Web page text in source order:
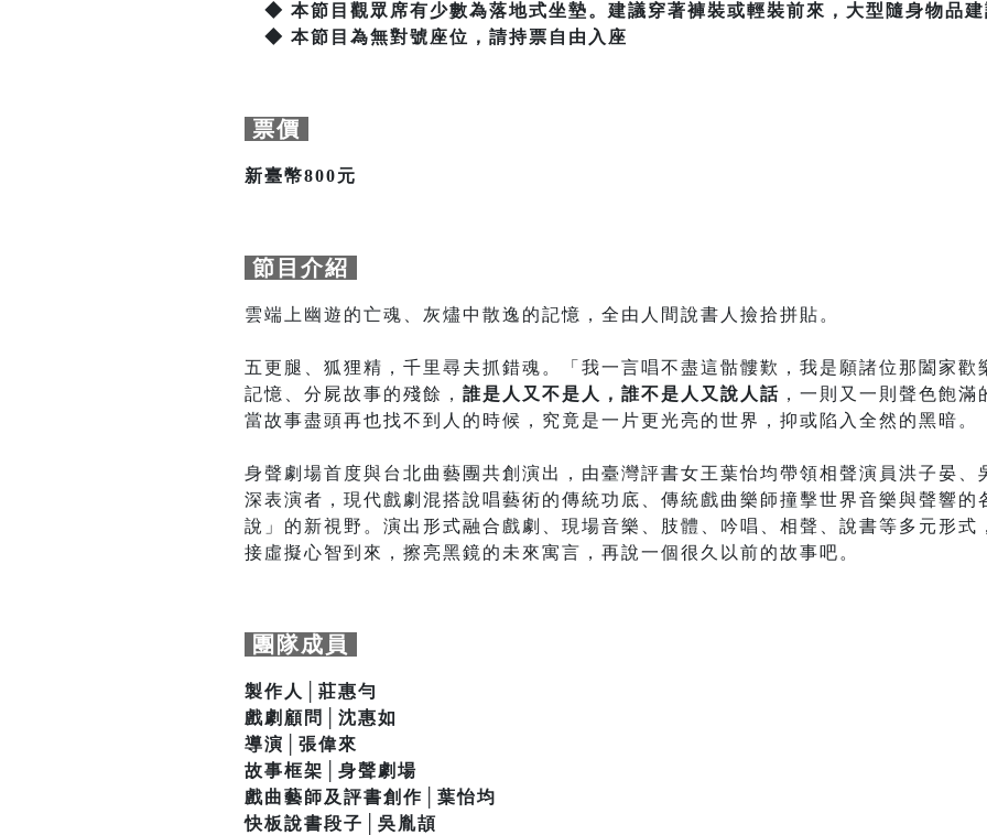
◆ 本節目觀眾席有少數為落地式坐墊。建議穿著褲裝或輕裝前來，大型隨身物品建
◆ 本節目為無對號座位，請持票自由入座
票價
新臺幣800元
節目介紹
雲端上幽遊的亡魂、灰燼中散逸的記憶，全由人間說書人撿拾拼貼。
五更腿、狐狸精，千里尋夫抓錯魂。「我一言唱不盡這骷髏歎，我是願諸位那闔家歡
記憶、分屍故事的殘餘， 誰是人又不是人，誰不是人又說人話 ，一則又一則聲色飽滿
當故事盡頭再也找不到人的時候，究竟是一片更光亮的世界，抑或陷入全然的黑暗。
身聲劇場首度與台北曲藝團共創演出，由臺灣評書女王葉怡均帶領相聲演員洪子晏、
深表演者，現代戲劇混搭說唱藝術的傳統功底、傳統戲曲樂師撞擊世界音樂與聲響的
說」的新視野。演出形式融合戲劇、現場音樂、肢體、吟唱、相聲、說書等多元形式
接虛擬心智到來，擦亮黑鏡的未來寓言，再說一個很久以前的故事吧。
團隊成員
製作人│莊惠勻
戲劇顧問│沈惠如
導演│張偉來
故事框架│身聲劇場
戲曲藝師及評書創作│葉怡均
快板說書段子│吳胤頡